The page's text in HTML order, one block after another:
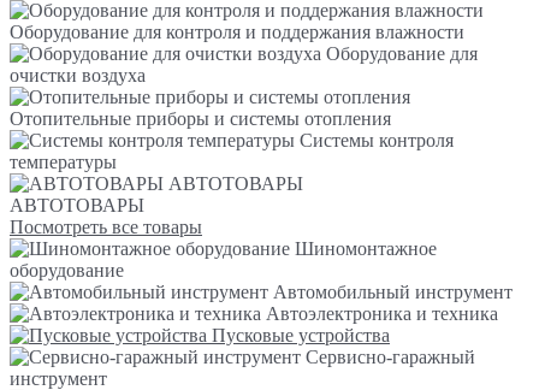
Оборудование для контроля и поддержания влажности
Оборудование для
очистки воздуха
Отопительные приборы и системы отопления
Системы контроля
температуры
АВТОТОВАРЫ
АВТОТОВАРЫ
Посмотреть все товары
Шиномонтажное
оборудование
Автомобильный инструмент
Автоэлектроника и техника
Пусковые устройства
Сервисно-гаражный
инструмент